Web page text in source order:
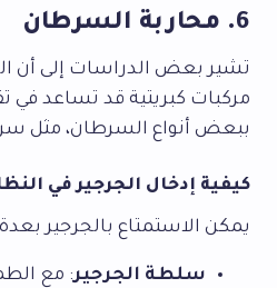
6. محاربة السرطان
تشير بعض الدراسات إلى أن
مركبات كبريتية قد تساعد في
ببعض أنواع السرطان، مثل
كيفية إدخال الجرجير في
يمكن الاستمتاع بالجرجير
سلطة الجرجير: مع